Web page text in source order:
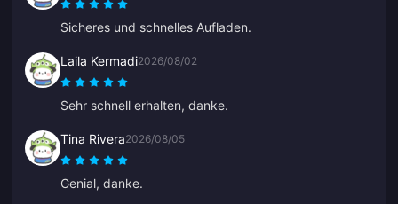
Sicheres und schnelles Aufladen.
Laila Kermadi2026/08/02
Sehr schnell erhalten, danke.
Tina Rivera2026/08/05
Genial, danke.